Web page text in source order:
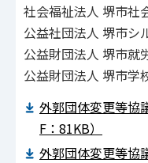
社会福祉法人 堺市社
公益社団法人 堺市シ
公益財団法人 堺市就
公益財団法人 堺市学
外郭団体変更等協
F：81KB）
外郭団体変更等協